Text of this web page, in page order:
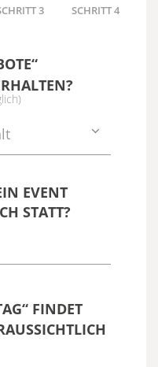
3 SCHRITT 4
EVENT
STATT?
FINDET